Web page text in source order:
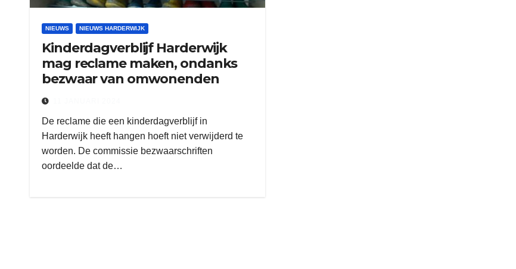
NIEUWS NIEUWS HARDERWIJK
Kinderdagverblijf Harderwijk
mag reclame maken, ondanks
bezwaar van omwonenden
De reclame die een kinderdagverblijf in
Harderwijk heeft hangen hoeft niet verwijderd te
worden. De commissie bezwaarschriften
oordeelde dat de…